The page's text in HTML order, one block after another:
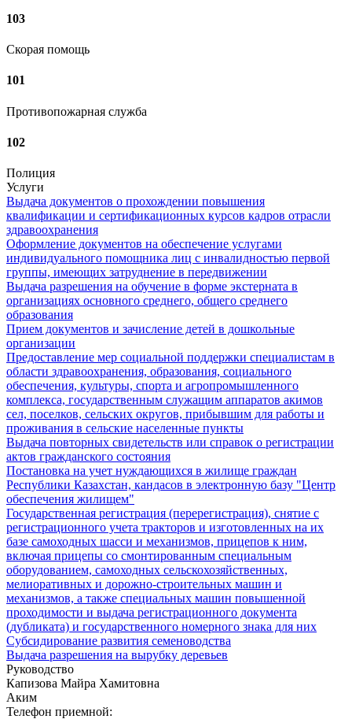
103
Скорая помощь
101
Противопожарная служба
102
Полиция
Услуги
Выдача документов о прохождении повышения
квалификации и сертификационных курсов кадров отрасли
здравоохранения
Оформление документов на обеспечение услугами
индивидуального помощника лиц с инвалидностью первой
группы, имеющих затруднение в передвижении
Выдача разрешения на обучение в форме экстерната в
организациях основного среднего, общего среднего
образования
Прием документов и зачисление детей в дошкольные
организации
Предоставление мер социальной поддержки специалистам в
области здравоохранения, образования, социального
обеспечения, культуры, спорта и агропромышленного
комплекса, государственным служащим аппаратов акимов
сел, поселков, сельских округов, прибывшим для работы и
проживания в сельские населенные пункты
Выдача повторных свидетельств или справок о регистрации
актов гражданского состояния
Постановка на учет нуждающихся в жилище граждан
Республики Казахстан, кандасов в электронную базу "Центр
обеспечения жилищем"
Государственная регистрация (перерегистрация), снятие с
регистрационного учета тракторов и изготовленных на их
базе самоходных шасси и механизмов, прицепов к ним,
включая прицепы со смонтированным специальным
оборудованием, самоходных сельскохозяйственных,
мелиоративных и дорожно-строительных машин и
механизмов, а также специальных машин повышенной
проходимости и выдача регистрационного документа
(дубликата) и государственного номерного знака для них
Субсидирование развития семеноводства
Выдача разрешения на вырубку деревьев
Руководство
Капизова Майра Хамитовна
Аким
Телефон приемной: